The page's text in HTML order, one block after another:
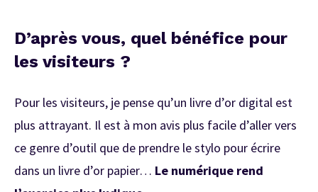
D’après vous, quel bénéfice pour
les visiteurs ?
Pour les visiteurs, je pense qu’un livre d’or digital est
plus attrayant. Il est à mon avis plus facile d’aller vers
ce genre d’outil que de prendre le stylo pour écrire
dans un livre d’or papier… Le numérique rend